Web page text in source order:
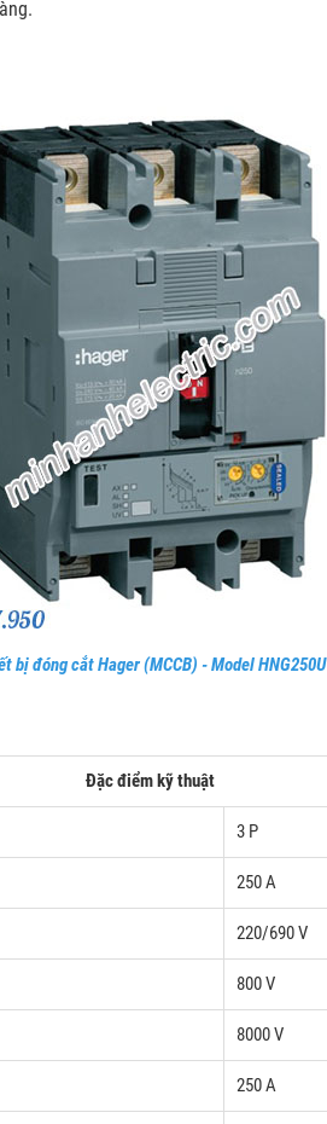
bị đóng cắt Hager (MCCB) - Model HNG250U
Đặc điểm kỹ thuật
3 P
250 A
220/690 V
800 V
8000 V
250 A